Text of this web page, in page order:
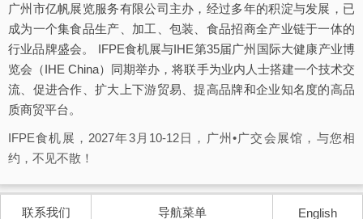
广州市亿帆展览服务有限公司主办，经过多年的积淀与发展，已
成为一个集食品生产、加工、包装、食品招商全产业链于一体的
行业品牌盛会。 IFPE食机展与IHE第35届广州国际大健康产业博
览会（IHE China）同期举办，将联手为业内人士搭建一个技术交
流、促进合作、扩大上下游贸易、提高品牌和企业知名度的高品
质商贸平台。
IFPE食机展，2027年3月10-12日，广州•广交会展馆，与您相
约，不见不散！
联系我们 导航菜单 English